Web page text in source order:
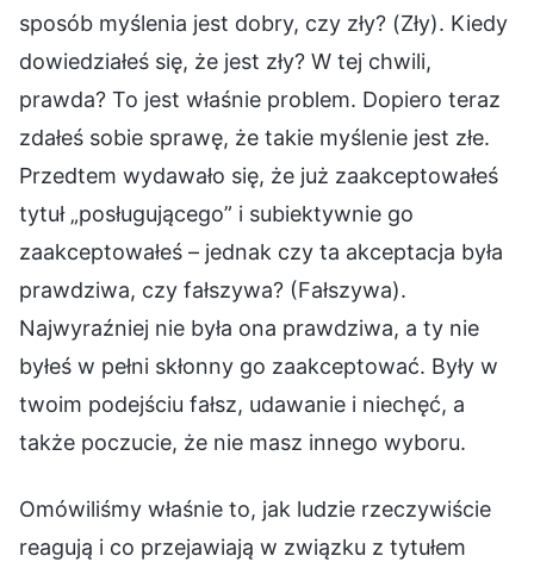
sposób myślenia jest dobry, czy zły? (Zły). Kiedy
dowiedziałeś się, że jest zły? W tej chwili,
prawda? To jest właśnie problem. Dopiero teraz
zdałeś sobie sprawę, że takie myślenie jest złe.
Przedtem wydawało się, że już zaakceptowałeś
tytuł „posługującego” i subiektywnie go
zaakceptowałeś – jednak czy ta akceptacja była
prawdziwa, czy fałszywa? (Fałszywa).
Najwyraźniej nie była ona prawdziwa, a ty nie
byłeś w pełni skłonny go zaakceptować. Były w
twoim podejściu fałsz, udawanie i niechęć, a
także poczucie, że nie masz innego wyboru.
Omówiliśmy właśnie to, jak ludzie rzeczywiście
reagują i co przejawiają w związku z tytułem